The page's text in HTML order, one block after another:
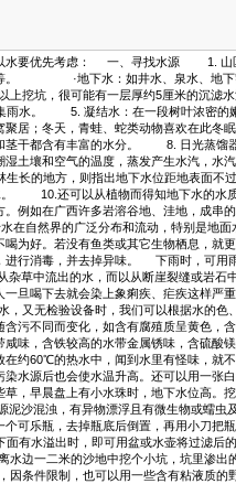
要优先考虑： 一、寻找水源 1. 山区
等。 ·地下水：如井水、泉水、
挖坑，很可能有一层厚约5厘米的沉
雨水。 5. 凝结水：在一段树叶浓密
聚居；冬天，青蛙、蛇类动物喜欢在
茎干都含有丰富的水分。 8. 日光蒸馏
土壤和空气的温度，蒸发产生水汽
长的地方，则指出地下水位距地表面
10.还可以从植物而得知地下水的水
例如在广西许多岩溶谷地、洼地，成
然界的广泛分布和流动，特别是地面
喝为好。若没有鱼类或其它生物栖息
行消毒，并去掉异味。 下雨时，可
草中流出的水，而以从断崖裂缝或岩
旦喝下去就会染上象痢疾、疟疾这样
无检验设备时，我们可以根据水的色
含污不同而变化，如含有腐殖质呈
味，含铁较高的水带金属锈味，含硫
在约60℃的热水中，闻到水里有怪味
水源后也会使水温升高。还可以用一
草，早晨盘上有小水珠时，地下水
，有异物漂浮且有微生物或蠕虫及
可乐瓶，去掉瓶底后倒置，再用小刀把
有水溢出时，即可用盆或水壶将过滤
二米的沙地中挖个小坑，坑里渗出
条件限制，也可以用一些含有粘液质